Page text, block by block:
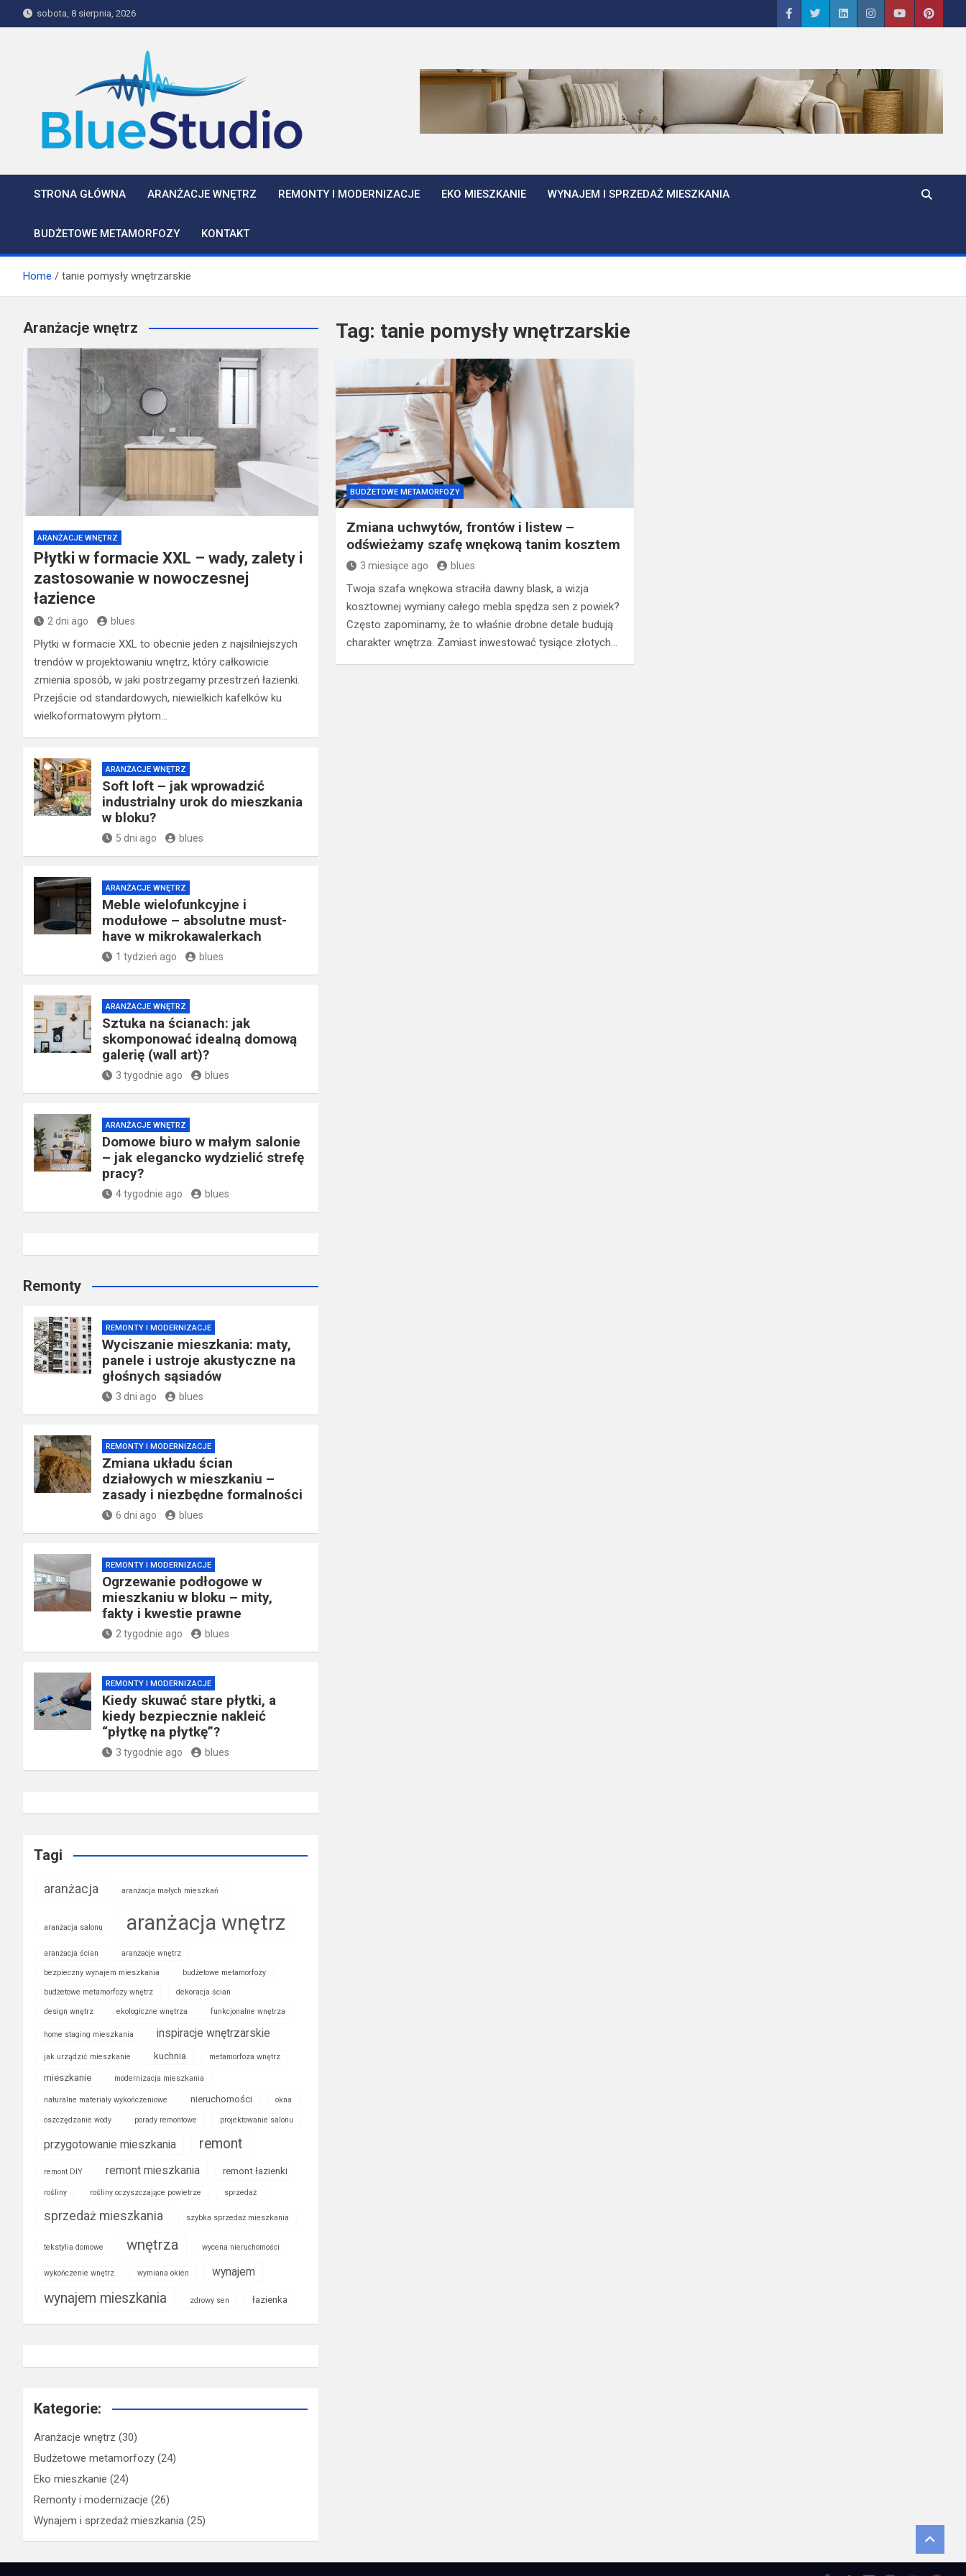
to
sobota, 8 sierpnia, 2026
BlueStudio
STRONA GŁÓWNA ARANŻACJE WNĘTRZ REMONTY I MODERNIZACJE EKO MIESZKANIE WYNAJEM I SPRZEDAŻ MIESZKANIA
BUDŻETOWE METAMORFOZY KONTAKT
Home tanie pomysły wnętrzarskie
Tag: tanie pomysły wnętrzarskie
BUDŻETOWE METAMORFOZY
Zmiana uchwytów, frontów i listew –
odświeżamy szafę wnękową tanim kosztem
3 miesiące ago blues
Twoja szafa wnękowa straciła dawny blask, a wizja
kosztownej wymiany całego mebla spędza sen z powiek?
Często zapominamy, że to właśnie drobne detale budują
charakter wnętrza. Zamiast inwestować tysiące złotych…
Aranżacje wnętrz
ARANŻACJE WNĘTRZ
Płytki w formacie XXL – wady, zalety i
zastosowanie w nowoczesnej
łazience
2 dni ago blues
Płytki w formacie XXL to obecnie jeden z najsilniejszych
trendów w projektowaniu wnętrz, który całkowicie
zmienia sposób, w jaki postrzegamy przestrzeń łazienki.
Przejście od standardowych, niewielkich kafelków ku
wielkoformatowym płytom…
ARANŻACJE WNĘTRZ
Soft loft – jak wprowadzić
industrialny urok do mieszkania
w bloku?
5 dni ago blues
ARANŻACJE WNĘTRZ
Meble wielofunkcyjne i
modułowe – absolutne must-
have w mikrokawalerkach
1 tydzień ago blues
ARANŻACJE WNĘTRZ
Sztuka na ścianach: jak
skomponować idealną domową
galerię (wall art)?
3 tygodnie ago blues
ARANŻACJE WNĘTRZ
Domowe biuro w małym salonie
– jak elegancko wydzielić strefę
pracy?
4 tygodnie ago blues
Remonty
REMONTY I MODERNIZACJE
Wyciszanie mieszkania: maty,
panele i ustroje akustyczne na
głośnych sąsiadów
3 dni ago blues
REMONTY I MODERNIZACJE
Zmiana układu ścian
działowych w mieszkaniu –
zasady i niezbędne formalności
6 dni ago blues
REMONTY I MODERNIZACJE
Ogrzewanie podłogowe w
mieszkaniu w bloku – mity,
fakty i kwestie prawne
2 tygodnie ago blues
REMONTY I MODERNIZACJE
Kiedy skuwać stare płytki, a
kiedy bezpiecznie nakleić
“płytkę na płytkę”?
3 tygodnie ago blues
Tagi
aranżacja aranżacja małych mieszkań
aranżacja salonu aranżacja wnętrz
aranżacja ścian aranżacje wnętrz
bezpieczny wynajem mieszkania budżetowe metamorfozy
budżetowe metamorfozy wnętrz dekoracja ścian
design wnętrz ekologiczne wnętrza funkcjonalne wnętrza
home staging mieszkania inspiracje wnętrzarskie
jak urządzić mieszkanie kuchnia metamorfoza wnętrz
mieszkanie modernizacja mieszkania
naturalne materiały wykończeniowe nieruchomości okna
oszczędzanie wody porady remontowe projektowanie salonu
przygotowanie mieszkania remont
remont DIY remont mieszkania remont łazienki
rośliny rośliny oczyszczające powietrze sprzedaż
sprzedaż mieszkania szybka sprzedaż mieszkania
tekstylia domowe wnętrza wycena nieruchomości
wykończenie wnętrz wymiana okien wynajem
wynajem mieszkania zdrowy sen łazienka
Kategorie:
Aranżacje wnętrz (30)
Budżetowe metamorfozy (24)
Eko mieszkanie (24)
Remonty i modernizacje (26)
Wynajem i sprzedaż mieszkania (25)